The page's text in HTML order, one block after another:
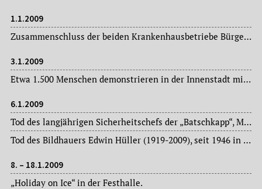
1.1.2009
Zusammenschluss der beiden Krankenhausbetriebe Bürgerhospital Frankfurt e. V. und Clementine Kinderhospital unter einem gemeinsam gegründeten neuen Träger, dem „Verein Frankfurter Stiftungskrankenhäuser e. V.“.
3.1.2009
Etwa 1.500 Menschen demonstrieren in der Innenstadt mit z. T. obszönen Genozid-Anschuldigungen gegen das Selbstverteidigungsrecht Israels. Annähernd 7.000 Personen beteiligen sich an der anschließenden Abschlusskundgebung auf dem Römerberg.
6.1.2009
Tod des langjährigen Sicherheitschefs der „Batschkapp“, Manfred Meyer, im Alter von 54 Jahren.
Tod des Bildhauers Edwin Hüller (1919-2009), seit 1946 in Frankfurt am Main, 1983-1998 Vorsitzender der Frankfurter Künstlergesellschaft e. V., ,Schöpfer‘ u. a. der 1988 enthüllten Gedenktafel „Synagoge Heddernheim“, der 1989 enthüllten Heinrich von Gagern-Gedenktafel an der Paulskirche und des 2001 enthüllten Wilhelm-Merton-Denkmals im Mertonviertel.
8. – 18.1.2009
„Holiday on Ice“ in der Festhalle.